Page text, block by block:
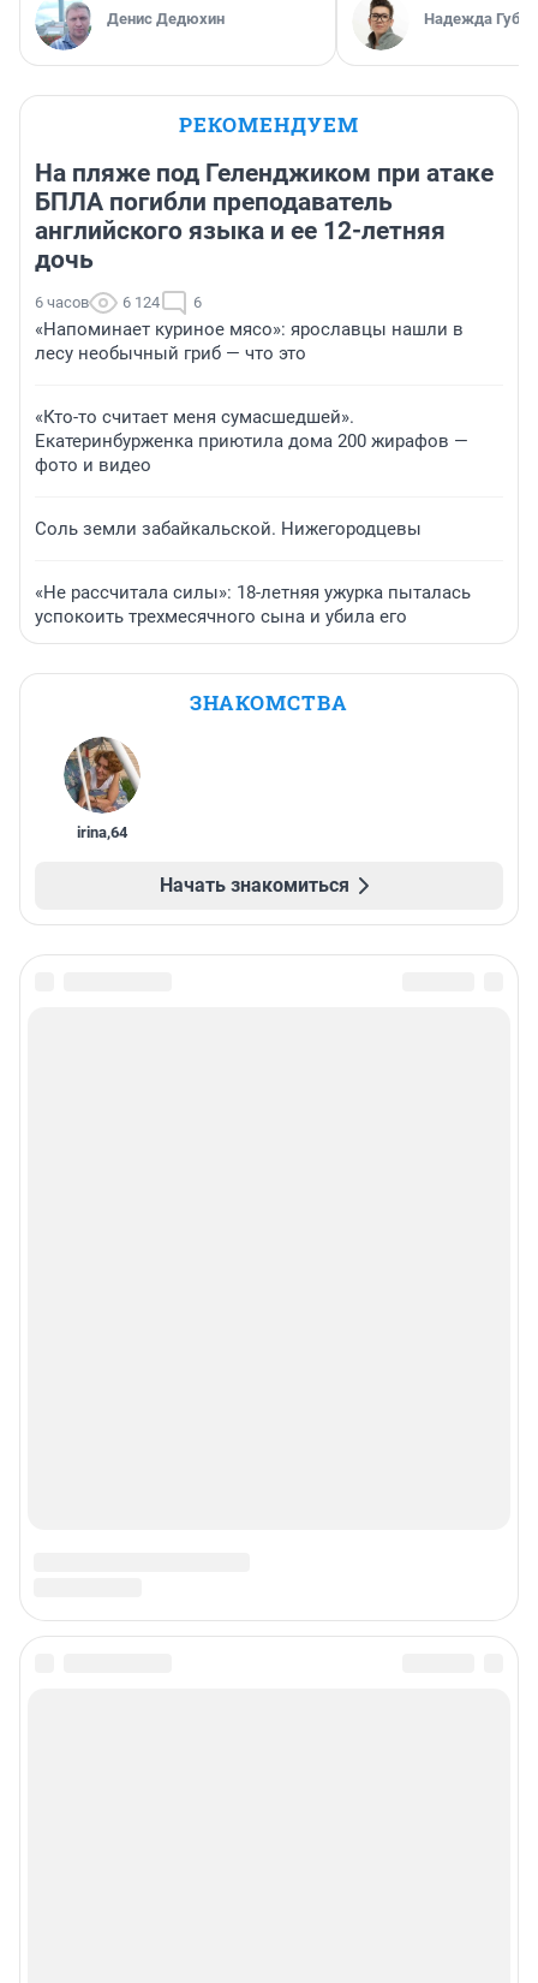
Денис Дедюхин Надежда
РЕКОМЕНДУЕМ
На пляже под Геленджиком при атаке
БПЛА погибли преподаватель
английского языка и ее 12-летняя
дочь
6 часов 6 124 6
«Напоминает куриное мясо»: ярославцы нашли в
лесу необычный гриб — что это
«Кто-то считает меня сумасшедшей».
Екатеринбурженка приютила дома 200 жирафов —
фото и видео
Соль земли забайкальской. Нижегородцевы
«Не рассчитала силы»: 18-летняя ужурка пыталась
успокоить трехмесячного сына и убила его
ЗНАКОМСТВА
irina,64
Начать знакомиться